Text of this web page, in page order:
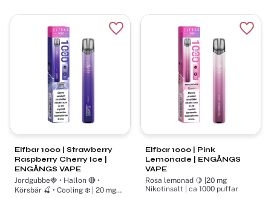
Elfbar 1000 | Strawberry
Raspberry Cherry Ice |
ENGÅNGS VAPE
Jordgubbe🍓 • Hallon 🔴 •
Körsbär 🍒 • Cooling ❄️ | 20 mg
Lägg till i favoriter
Elfbar 1000 | Pink
Lemonade | ENGÅNGS
VAPE
Rosa lemonad 🍋 |20 mg
Nikotinsalt | ca 1000 puffar